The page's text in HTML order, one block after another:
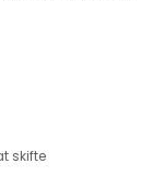
skifte